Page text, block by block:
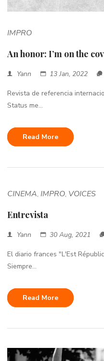
IMPRO
An honor: I’m on the
Yann 13 Jan, 2022
Revista de referencia
Status me...
Read More
CINEMA, IMPRO, VOICES
Entrevista
Yann 30 Aug, 2021
El diario frances "L'Est
Siempre...
Read More